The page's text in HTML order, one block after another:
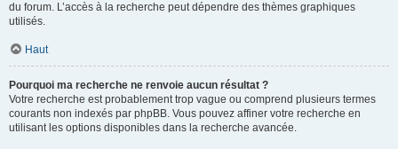
du forum. L’accès à la recherche peut dépendre des thèmes graphiques
utilisés.
Haut
Pourquoi ma recherche ne renvoie aucun résultat ?
Votre recherche est probablement trop vague ou comprend plusieurs termes
courants non indexés par phpBB. Vous pouvez affiner votre recherche en
utilisant les options disponibles dans la recherche avancée.